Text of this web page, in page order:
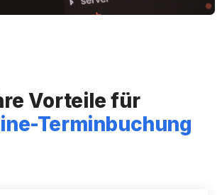
Vorteile für
Terminbuchung